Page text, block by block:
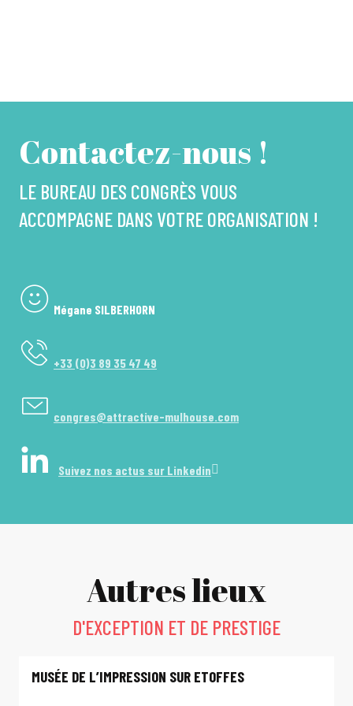
Contactez-nous !
LE BUREAU DES CONGRÈS VOUS
ACCOMPAGNE DANS VOTRE ORGANISATION !
Mégane SILBERHORN
+33 (0)3 89 35 47 49
congres@attractive-mulhouse.com
Suivez nos actus sur Linkedin
Autres lieux
D'EXCEPTION ET DE PRESTIGE
MUSÉE DE L’IMPRESSION SUR ETOFFES